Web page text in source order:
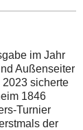
im Jahr
Außenseiter
sicherte
1846
Turnier
der